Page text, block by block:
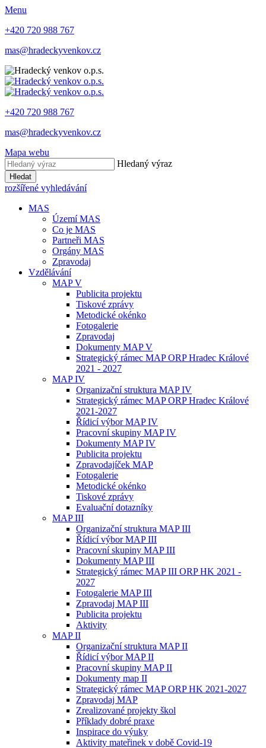
Menu
+420 720 988 767
mas@hradeckyvenkov.cz
+420 720 988 767
mas@hradeckyvenkov.cz
Mapa webu
Hledaný výraz
Hledat
rozšířené vyhledávání
MAS
Území MAS
Co je MAS
Partneři MAS
Orgány MAS
Zpravodaj
Vzdělávání
MAP V
Publicita projektu
Tiskové zprávy
Metodické okénko
Fotogalerie
Zpravodaj
Dokumenty MAP V
Strategický rámec MAP ORP Hradec Králové
2021 - 2027
MAP IV
Organizační struktura MAP IV
Strategický rámec MAP ORP Hradec Králové
2021-2027
Řídicí výbor MAP IV
Pracovní skupiny MAP IV
Dokumenty MAP IV
Publicita projektu
Zpravodajíček MAP
Fotogalerie
Metodické okénko
Tiskové zprávy
Evaluační dotazníky
MAP III
Organizační struktura MAP III
Řídicí výbor MAP III
Pracovní skupiny MAP III
Dokumenty MAP III
Strategický rámec MAP III ORP HK 2021 -
2027
Fotogalerie MAP III
Zpravodaj MAP III
Publicita projektu
Aktivity
MAP II
Organizační struktura MAP II
Řídicí výbor MAP II
Pracovní skupiny MAP II
Dokumenty map II
Strategický rámec MAP ORP HK 2021-2027
Zpravodaj MAP
Zrealizované projekty škol
Příklady dobré praxe
Inspirace do výuky
Aktivity mateřinek v době Covid-19